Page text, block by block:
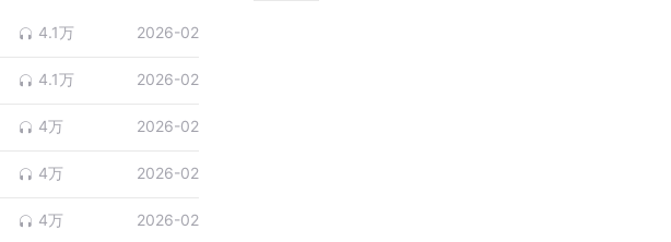
4.1万 2026-02
4.1万 2026-02
4万 2026-02
4万 2026-02
4万 2026-02